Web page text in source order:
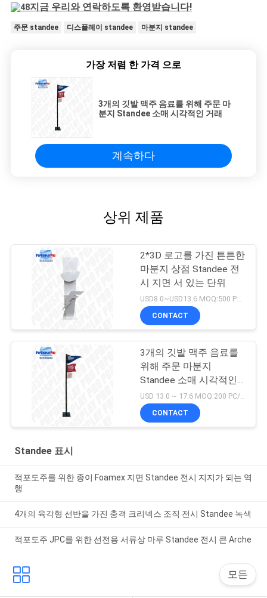
지금 우리와 연락하도록 환영받습니다!
주문 standee 디스플레이 standee 마분지 standee
가장 저렴 한 가격 으로
3개의 깃발 맥주 음료를 위해 주문 마
분지 Standee 소매 시각적인 거래
계속하다
상위 제품
2*3D 로고를 가진 튼튼한
마분지 상점 Standee 전
시 지면 서 있는 단위
USD8.0~USD13.6 MOQ:500 PC/단위
CONTACT
3개의 깃발 맥주 음료를
위해 주문 마분지
Standee 소매 시각적인
거래
USD 13.0 ~ 17.6 MOQ:200 PC/단위
CONTACT
Standee 표시
적포도주를 위한 종이 Foamex 지면 Standee 전시 지지가 되는 역
행
4개의 육각형 선반을 가진 충격 크리넥스 조직 전시 Standee 녹색
적포도주 JPC를 위한 선전용 서류상 마루 Standee 전시 큰 Arche
모든